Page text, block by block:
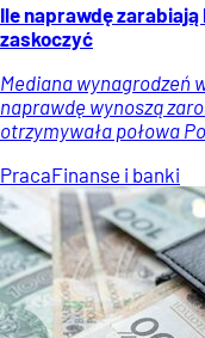
Ile naprawdę zarabiają
zaskoczyć
Mediana wynagrodzeń
naprawdę wynoszą
otrzymywała połowa
PracaFinanse i banki